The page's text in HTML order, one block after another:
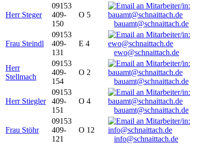
Herr Steger
09153
409-
150
O 5
bauamt@schnaittach.de
Frau Steindl
09153
409-
131
E 4
ewo@schnaittach.de
Herr
Stellmach
09153
409-
154
O 2
bauamt@schnaittach.de
Herr Stiegler
09153
409-
151
O 4
bauamt@schnaittach.de
Frau Stöhr
09153
409-
121
O 12
info@schnaittach.de